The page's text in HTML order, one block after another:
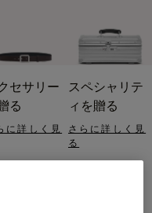
セサリー
る
に詳しく見
スペシャリテ
ィを贈る
さらに詳しく見
る